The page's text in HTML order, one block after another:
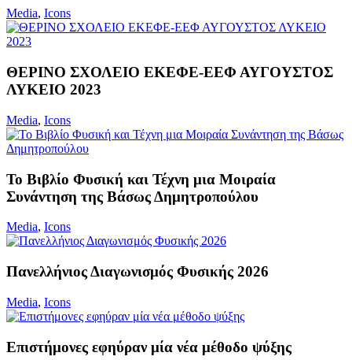
Media, Icons
ΘΕΡΙΝΟ ΣΧΟΛΕΙΟ ΕΚΕΦΕ-ΕΕΦ ΑΥΓΟΥΣΤΟΣ
ΛΥΚΕΙΟ 2023
Media, Icons
Το Βιβλίο Φυσική και Τέχνη μια Μοιραία
Συνάντηση της Βάσως Δημητροπούλου
Media, Icons
Πανελλήνιος Διαγωνισμός Φυσικής 2026
Media, Icons
Επιστήμονες εφηύραν μία νέα μέθοδο ψύξης